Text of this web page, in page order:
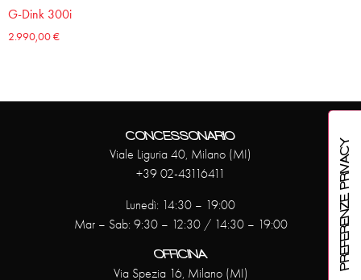
G-Dink 300i
2.990,00€
CONCESSONARIO
Viale Liguria 40, Milano (MI)
+39 02-43116411
Lunedì: 14:30 – 19:00
Mar – Sab: 9:30 – 12:30 / 14:30 – 19:00
OFFICINA
Via Spezia 16, Milano (MI)